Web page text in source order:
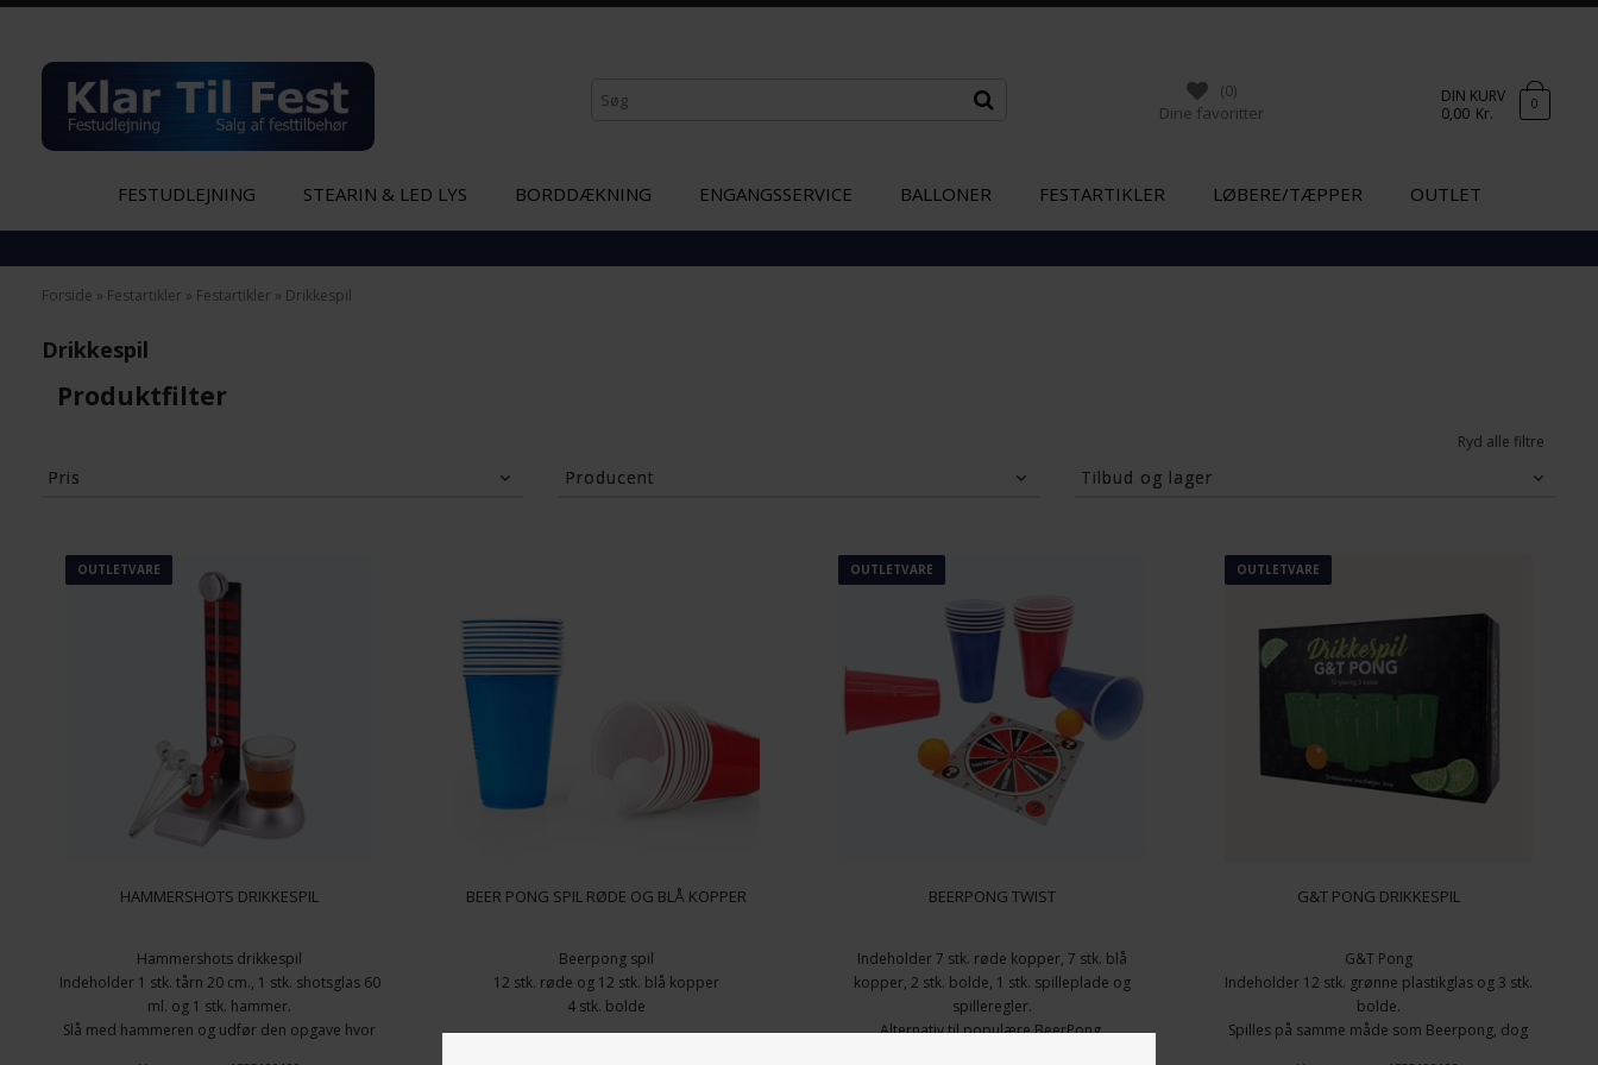
(0)
Dine favoritter
DIN KURV
0,00 Kr. 0
FESTUDLEJNING STEARIN & LED LYS BORDDÆKNING ENGANGSSERVICE BALLONER FESTARTIKLER LØBERE/TÆPPER OUTLET
Forside » Festartikler » Festartikler » Drikkespil
Drikkespil
Produktfilter
Ryd alle filtre
Pris Producent Tilbud og lager
OUTLETVARE
HAMMERSHOTS DRIKKESPIL
Hammershots drikkespil
Indeholder 1 stk. tårn 20 cm., 1 stk. shotsglas 60
ml. og 1 stk. hammer.
Slå med hammeren og udfør den opgave hvor
BEER PONG SPIL RØDE OG BLÅ KOPPER
Beerpong spil
12 stk. røde og 12 stk. blå kopper
4 stk. bolde
OUTLETVARE
BEERPONG TWIST
Indeholder 7 stk. røde kopper, 7 stk. blå
kopper, 2 stk. bolde, 1 stk. spilleplade og
spilleregler.
Alternativ til populære BeerPong.
OUTLETVARE
G&T PONG DRIKKESPIL
G&T Pong
Indeholder 12 stk. grønne plastikglas og 3 stk.
bolde.
Spilles på samme måde som Beerpong, dog